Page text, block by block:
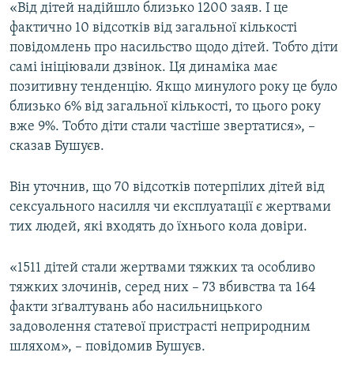
Усі сайти RFE/RL
«Від дітей надійшло близько 1200 заяв. І це
фактично 10 відсотків від загальної кількості
повідомлень про насильство щодо дітей. Тобто діти
самі ініціювали дзвінок. Ця динаміка має
позитивну тенденцію. Якщо минулого року це було
близько 6% від загальної кількості, то цього року
вже 9%. Тобто діти стали частіше звертатися», –
сказав Бушуєв.
Він уточнив, що 70 відсотків потерпілих дітей від
сексуального насилля чи експлуатації є жертвами
тих людей, які входять до їхнього кола довіри.
«1511 дітей стали жертвами тяжких та особливо
тяжких злочинів, серед них – 73 вбивства та 164
факти зґвалтувань або насильницького
задоволення статевої пристрасті неприродним
шляхом», – повідомив Бушуєв.